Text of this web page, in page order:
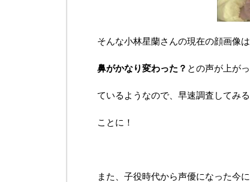
そんな小林星蘭さんの現在の顔画像は
鼻がかなり変わった？ との声が上がっ
ているようなので、早速調査してみる
ことに！
また、子役時代から声優になった今に